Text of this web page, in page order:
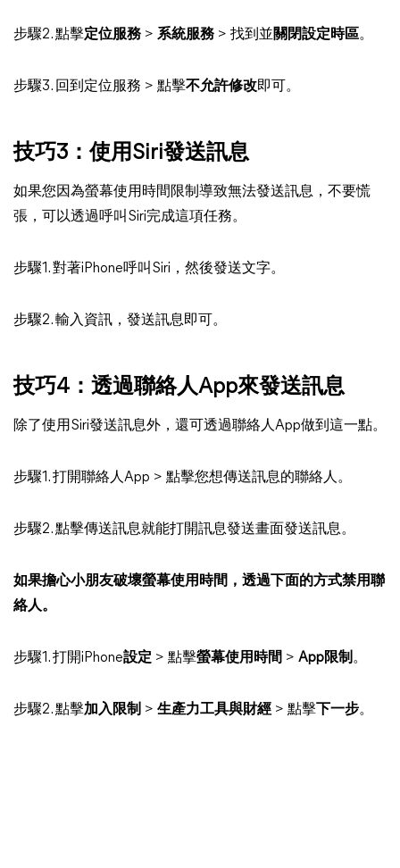
步驟2. 點擊定位服務 > 系統服務 > 找到並關閉設定時區。
步驟3. 回到定位服務 > 點擊不允許修改即可。
技巧3：使用Siri發送訊息
如果您因為螢幕使用時間限制導致無法發送訊息，不要慌
張，可以透過呼叫Siri完成這項任務。
步驟1. 對著iPhone呼叫Siri，然後發送文字。
步驟2. 輸入資訊，發送訊息即可。
技巧4：透過聯絡人App來發送訊息
除了使用Siri發送訊息外，還可透過聯絡人App做到這一點。
步驟1. 打開聯絡人App > 點擊您想傳送訊息的聯絡人。
步驟2. 點擊傳送訊息就能打開訊息發送畫面發送訊息。
如果擔心小朋友破壞螢幕使用時間，透過下面的方式禁用聯
絡人。
步驟1. 打開iPhone設定 > 點擊螢幕使用時間 > App限制 。
步驟2. 點擊加入限制 > 生產力工具與財經 > 點擊 下一步。